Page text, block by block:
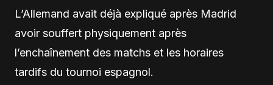
L’Allemand avait déjà expliqué après Madrid
avoir souffert physiquement après
l’enchaînement des matchs et les horaires
tardifs du tournoi espagnol.